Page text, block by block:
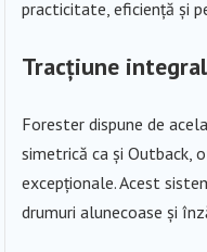
practicitate, eficiență și
Tracțiune
Forester dispune de
simetrică ca și Outback,
excepționale. Acest
drumuri alunecoase și